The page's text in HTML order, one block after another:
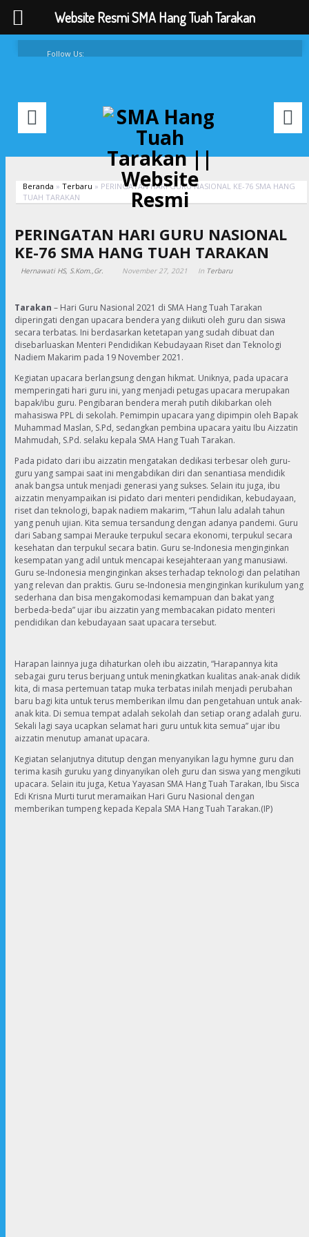
Follow Us:
Beranda »Terbaru » PERINGATAN HARI GURU NASIONAL KE-76 SMA HANG
TUAH TARAKAN
PERINGATAN HARI GURU NASIONAL
KE-76 SMA HANG TUAH TARAKAN
Hernawati HS, S.Kom.,Gr. November 27, 2021 In Terbaru
Tarakan– Hari Guru Nasional 2021 di SMA Hang Tuah Tarakan
diperingati dengan upacara bendera yang diikuti oleh guru dan siswa
secara terbatas. Ini berdasarkan ketetapan yang sudah dibuat dan
disebarluaskan Menteri Pendidikan Kebudayaan Riset dan Teknologi
Nadiem Makarim pada 19 November 2021.
Kegiatan upacara berlangsung dengan hikmat. Uniknya, pada upacara
memperingati hari guru ini, yang menjadi petugas upacara merupakan
bapak/ibu guru. Pengibaran bendera merah putih dikibarkan oleh
mahasiswa PPL di sekolah. Pemimpin upacara yang dipimpin oleh Bapak
Muhammad Maslan, S.Pd, sedangkan pembina upacara yaitu Ibu Aizzatin
Mahmudah, S.Pd. selaku kepala SMA Hang Tuah Tarakan.
Pada pidato dari ibu aizzatin mengatakan dedikasi terbesar oleh guru-
guru yang sampai saat ini mengabdikan diri dan senantiasa mendidik
anak bangsa untuk menjadi generasi yang sukses. Selain itu juga, ibu
aizzatin menyampaikan isi pidato dari menteri pendidikan, kebudayaan,
riset dan teknologi, bapak nadiem makarim, “Tahun lalu adalah tahun
yang penuh ujian. Kita semua tersandung dengan adanya pandemi. Guru
dari Sabang sampai Merauke terpukul secara ekonomi, terpukul secara
kesehatan dan terpukul secara batin. Guru se-Indonesia menginginkan
kesempatan yang adil untuk mencapai kesejahteraan yang manusiawi.
Guru se-Indonesia menginginkan akses terhadap teknologi dan pelatihan
yang relevan dan praktis. Guru se-Indonesia menginginkan kurikulum yang
sederhana dan bisa mengakomodasi kemampuan dan bakat yang
berbeda-beda” ujar ibu aizzatin yang membacakan pidato menteri
pendidikan dan kebudayaan saat upacara tersebut.
Harapan lainnya juga dihaturkan oleh ibu aizzatin, “Harapannya kita
sebagai guru terus berjuang untuk meningkatkan kualitas anak-anak didik
kita, di masa pertemuan tatap muka terbatas inilah menjadi perubahan
baru bagi kita untuk terus memberikan ilmu dan pengetahuan untuk anak-
anak kita. Di semua tempat adalah sekolah dan setiap orang adalah guru.
Sekali lagi saya ucapkan selamat hari guru untuk kita semua” ujar ibu
aizzatin menutup amanat upacara.
Kegiatan selanjutnya ditutup dengan menyanyikan lagu hymne guru dan
terima kasih guruku yang dinyanyikan oleh guru dan siswa yang mengikuti
upacara. Selain itu juga, Ketua Yayasan SMA Hang Tuah Tarakan, Ibu Sisca
Edi Krisna Murti turut meramaikan Hari Guru Nasional dengan
memberikan tumpeng kepada Kepala SMA Hang Tuah Tarakan.(IP)
Website Resmi SMA Hang Tuah Tarakan